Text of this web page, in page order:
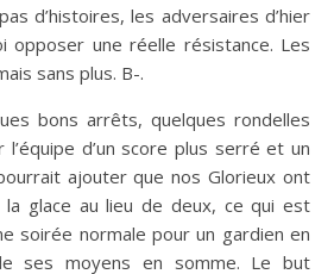
d’histoires, les adversaires d’hier
opposer une réelle résistance. Les
sans plus. B-.
bons arrêts, quelques rondelles
d’un score plus serré et un
ajouter que nos Glorieux ont
glace au lieu de deux, ce qui est
soirée normale pour un gardien en
ses moyens en somme. Le but